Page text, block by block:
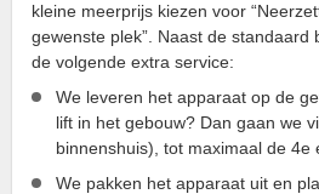
kleine meerprijs kiezen voor
gewenste plek”. Naast de standaard
de volgende extra service:
We leveren het apparaat op de
lift in het gebouw? Dan gaan we
binnenshuis), tot maximaal de 4e
We pakken het apparaat uit en